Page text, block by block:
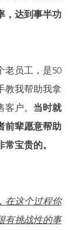
，达到事半功
老员工，是50
教我帮助我拿
户。 当时就
前辈愿意帮助
宝贵的。
在这个过程你
有挑战性的事